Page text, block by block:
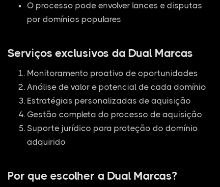
O processo pode envolver lances e disputas
por domínios populares
Serviços exclusivos da Dual Marcas
Monitoramento proativo de oportunidades
Análise de valor e potencial de cada domínio
Estratégias personalizadas de aquisição
Gestão completa do processo de aquisição
Suporte jurídico para proteção do domínio
adquirido
Por que escolher a Dual Marcas?